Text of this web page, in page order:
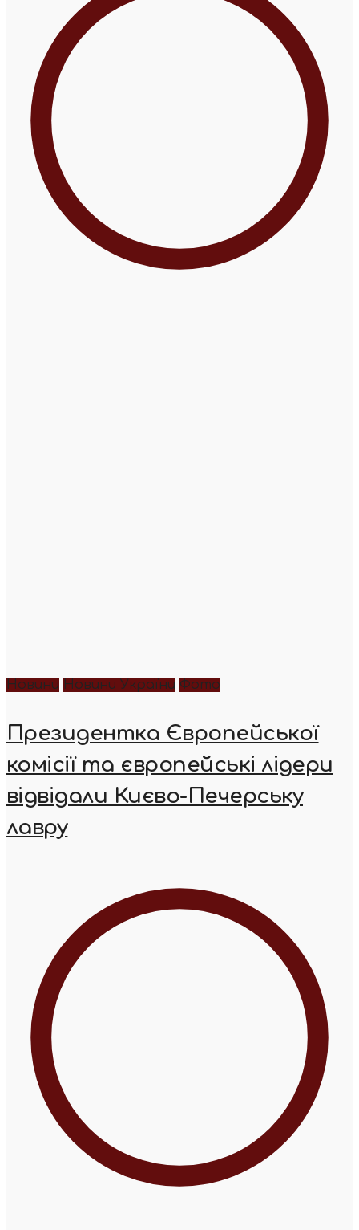
Новини Новини України Фото
Президентка Європейської
комісії та європейські лідери
відвідали Києво-Печерську
лавру